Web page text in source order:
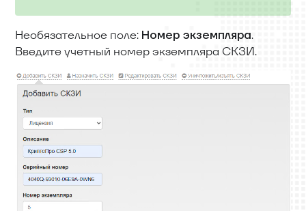
Необязательное поле: Номер экземпляра.
Введите учетный номер экземпляра СКЗИ.